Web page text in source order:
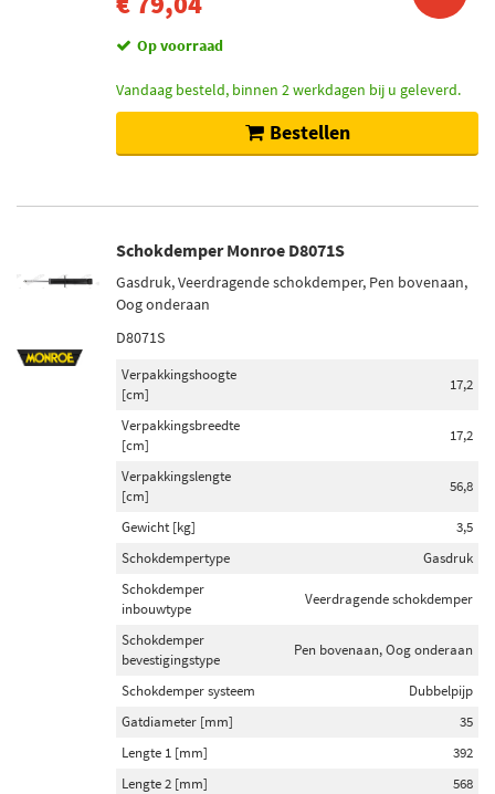
Op voorraad
Vandaag besteld, binnen 2 werkdagen bij u geleverd.
Bestellen
Schokdemper Monroe D8071S
Gasdruk, Veerdragende schokdemper, Pen bovenaan,
Oog onderaan
D8071S
Verpakkingshoogte
[cm]
17,2
Verpakkingsbreedte
[cm]
17,2
Verpakkingslengte
[cm]
56,8
Gewicht [kg]
3,5
Schokdempertype
Gasdruk
Schokdemper
inbouwtype
Veerdragende schokdemper
Schokdemper
bevestigingstype
Pen bovenaan, Oog onderaan
Schokdemper systeem
Dubbelpijp
Gatdiameter [mm]
35
Lengte 1 [mm]
392
Lengte 2 [mm]
568